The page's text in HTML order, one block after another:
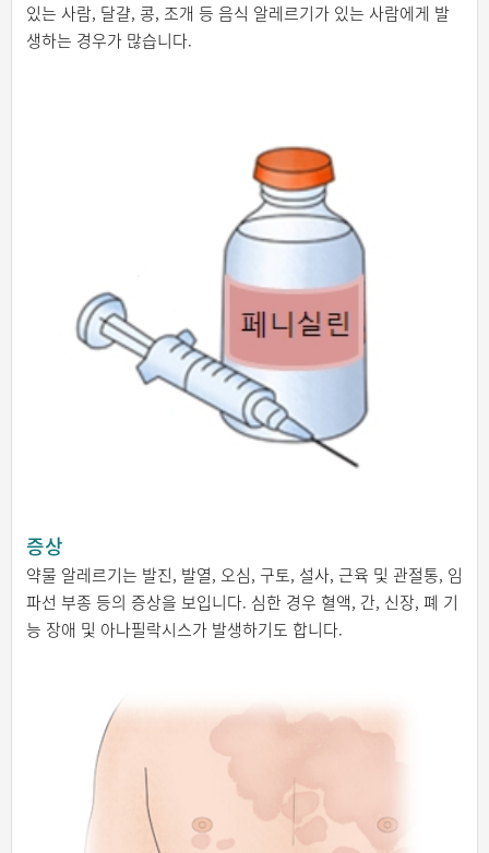
있는 사람, 달걀, 콩, 조개 등 음식 알레르기가 있는 사람에게 발
생하는 경우가 많습니다.
증상
약물 알레르기는 발진, 발열, 오심, 구토, 설사, 근육 및 관절통, 임
파선 부종 등의 증상을 보입니다. 심한 경우 혈액, 간, 신장, 폐 기
능 장애 및 아나필락시스가 발생하기도 합니다.